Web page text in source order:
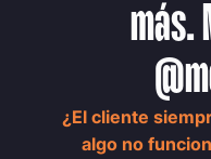
más.
¿El cliente
algo no